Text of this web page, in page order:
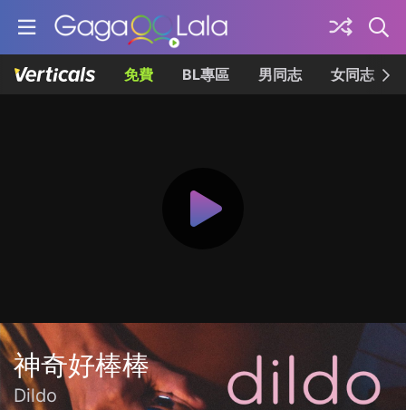
免費 BL專區 男同志 女同志
神奇好棒棒
Dildo